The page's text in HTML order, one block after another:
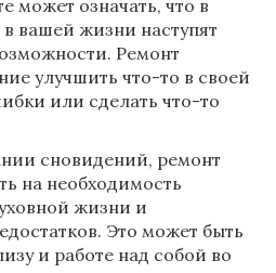
может означать, что в
вашей жизни наступят
Ремонт
улучшить что-то в своей
или сделать что-то
сновидений, ремонт
на необходимость
жизни и
Это может быть
и работе над собой во